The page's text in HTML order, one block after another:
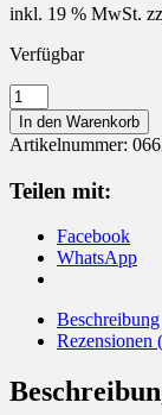
inkl. 19 % MwSt.
Verfügbar
Fußkette
Fußkettchen
Bernstein
Menge
In den Warenkorb
Artikelnummer:
Teilen mit:
Facebook
WhatsApp
Beschreibung
Rezensionen